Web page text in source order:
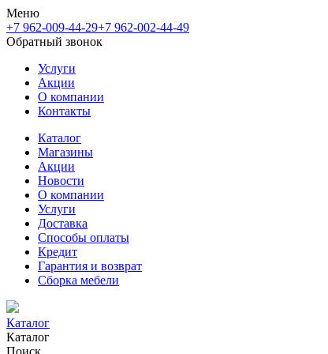
Меню
+7 962-009-44-29+7 962-002-44-49
Обратный звонок
Услуги
Акции
О компании
Контакты
Каталог
Магазины
Акции
Новости
О компании
Услуги
Доставка
Способы оплаты
Кредит
Гарантия и возврат
Сборка мебели
Каталог
Каталог
Поиск